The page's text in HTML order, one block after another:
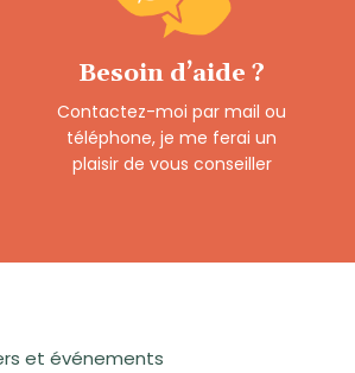
Besoin d’aide ?
Contactez-moi par mail ou
téléphone, je me ferai un
plaisir de vous conseiller
et événements